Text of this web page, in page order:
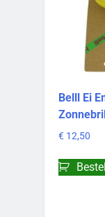
Belll Ei
€ 12,50